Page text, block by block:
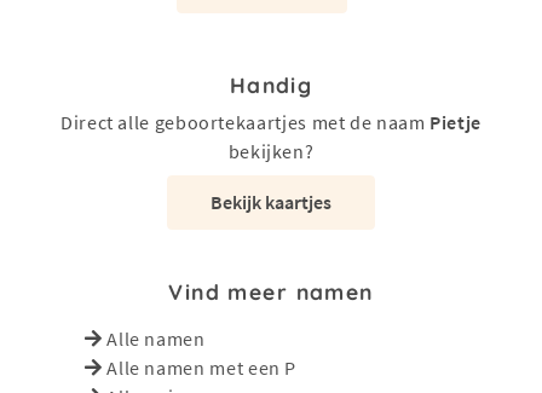
Handig
Direct alle geboortekaartjes met de naam Pietje
bekijken?
Bekijk kaartjes
Vind meer namen
Alle namen
Alle namen met een P